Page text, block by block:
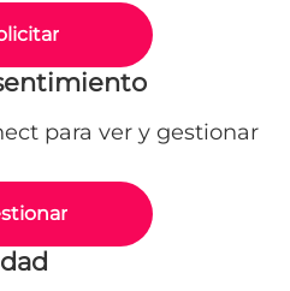
para ver y gestionar